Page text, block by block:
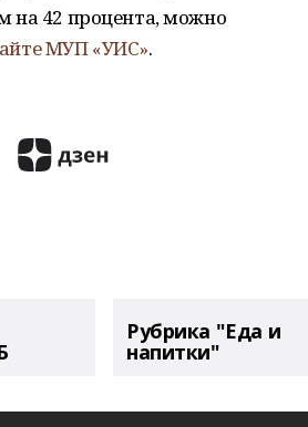
на 42 процента, можно
МУП «УИС».
Рубрика "Еда и
напитки"